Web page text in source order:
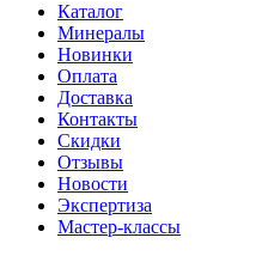
Каталог
Минералы
Новинки
Оплата
Доставка
Контакты
Скидки
Отзывы
Новости
Экспертиза
Мастер-классы